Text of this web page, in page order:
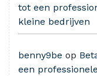
tot een
kleine bedrijven
benny9be op
een